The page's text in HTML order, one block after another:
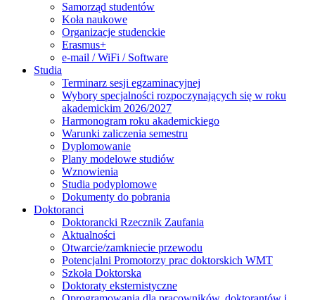
Samorząd studentów
Koła naukowe
Organizacje studenckie
Erasmus+
e-mail / WiFi / Software
Studia
Terminarz sesji egzaminacyjnej
Wybory specjalności rozpoczynających się w roku
akademickim 2026/2027
Harmonogram roku akademickiego
Warunki zaliczenia semestru
Dyplomowanie
Plany modelowe studiów
Wznowienia
Studia podyplomowe
Dokumenty do pobrania
Doktoranci
Doktorancki Rzecznik Zaufania
Aktualności
Otwarcie/zamkniecie przewodu
Potencjalni Promotorzy prac doktorskich WMT
Szkoła Doktorska
Doktoraty eksternistyczne